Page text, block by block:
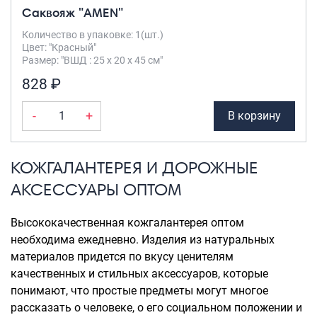
Саквояж "AMEN"
Количество в упаковке: 1(шт.)
Цвет: "Красный"
Размер: "ВШД : 25 х 20 х 45 см"
828 ₽
- + В корзину
КОЖГАЛАНТЕРЕЯ И ДОРОЖНЫЕ
АКСЕССУАРЫ ОПТОМ
Высококачественная кожгалантерея оптом
необходима ежедневно. Изделия из натуральных
материалов придется по вкусу ценителям
качественных и стильных аксессуаров, которые
понимают, что простые предметы могут многое
рассказать о человеке, о его социальном положении и